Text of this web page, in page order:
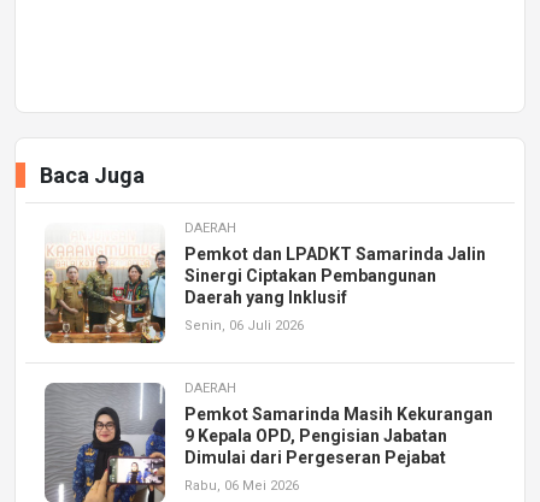
Baca Juga
DAERAH
Pemkot dan LPADKT Samarinda Jalin
Sinergi Ciptakan Pembangunan
Daerah yang Inklusif
Senin, 06 Juli 2026
DAERAH
Pemkot Samarinda Masih Kekurangan
9 Kepala OPD, Pengisian Jabatan
Dimulai dari Pergeseran Pejabat
Rabu, 06 Mei 2026